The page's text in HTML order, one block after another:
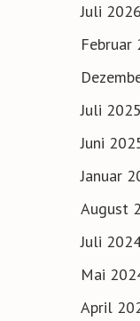
Juli 2026
Februar
Juli 2025
Juni
Januar
August
Juli
Mai
April